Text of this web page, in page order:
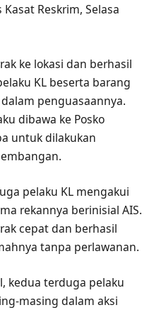
Reskrim, Selasa
ke lokasi dan berhasil
KL beserta barang
penguasaannya.
dibawa ke Posko
untuk dilakukan
pelaku KL mengakui
rekannya berinisial AIS.
cepat dan berhasil
tanpa perlawanan.
kedua terduga pelaku
masing dalam aksi